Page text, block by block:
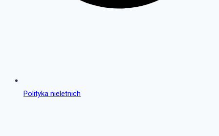
Polityka nieletnich